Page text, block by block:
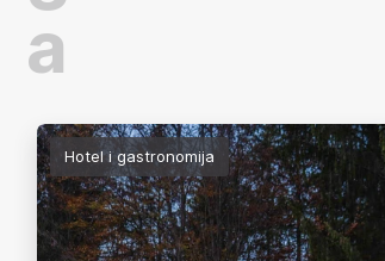
a
Hotel i gastronomija